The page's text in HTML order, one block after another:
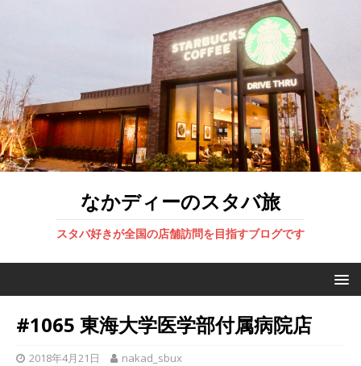
なかディーのスタバ旅
スタバ好きが全国の店舗訪問を目指すブログです
#1065 東海大学医学部付属病院店
2018年4月21日 nakad_sbux